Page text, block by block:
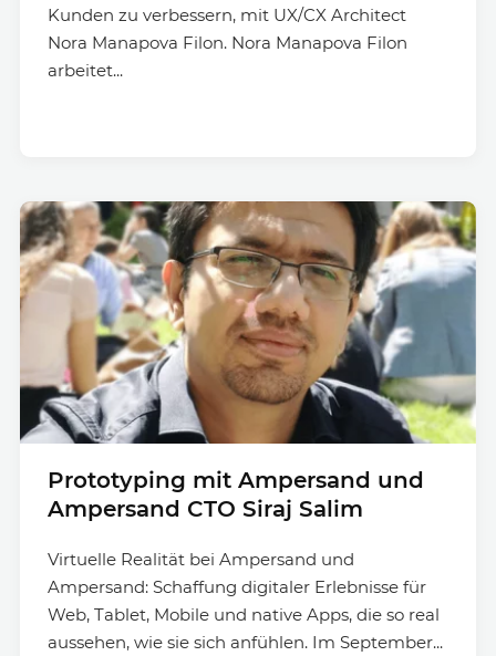
Kunden zu verbessern, mit UX/CX Architect
Nora Manapova Filon. Nora Manapova Filon
arbeitet...
Prototyping mit Ampersand und
Ampersand CTO Siraj Salim
Virtuelle Realität bei Ampersand und
Ampersand: Schaffung digitaler Erlebnisse für
Web, Tablet, Mobile und native Apps, die so real
aussehen, wie sie sich anfühlen. Im September...